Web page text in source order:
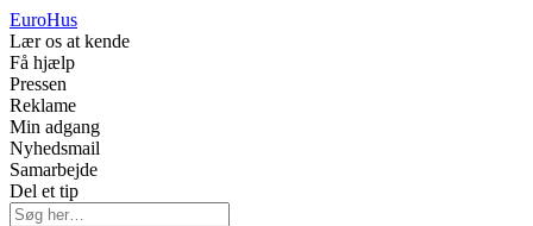
EuroHus
Lær os at kende
Få hjælp
Pressen
Reklame
Min adgang
Nyhedsmail
Samarbejde
Del et tip